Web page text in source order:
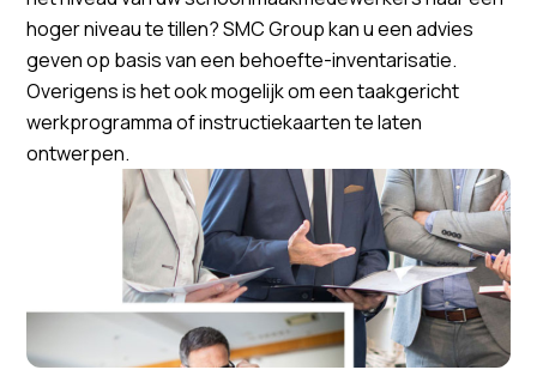
hoger niveau te tillen? SMC Group kan u een advies
geven op basis van een behoefte-inventarisatie.
Overigens is het ook mogelijk om een taakgericht
werkprogramma of instructiekaarten te laten
ontwerpen.